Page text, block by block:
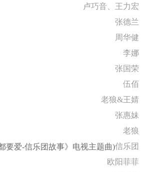
卢巧音、王力宏
张德兰
周华健
李娜
张国荣
伍佰
老狼&王婧
张惠妹
老狼
要爱-信乐团故事》电视主题曲)信乐团
欧阳菲菲